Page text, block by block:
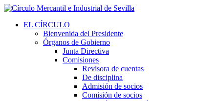
EL CÍRCULO
Bienvenida del Presidente
Órganos de Gobierno
Junta Directiva
Comisiones
Revisora de cuentas
De disciplina
Admisión de socios
Comisión de socios